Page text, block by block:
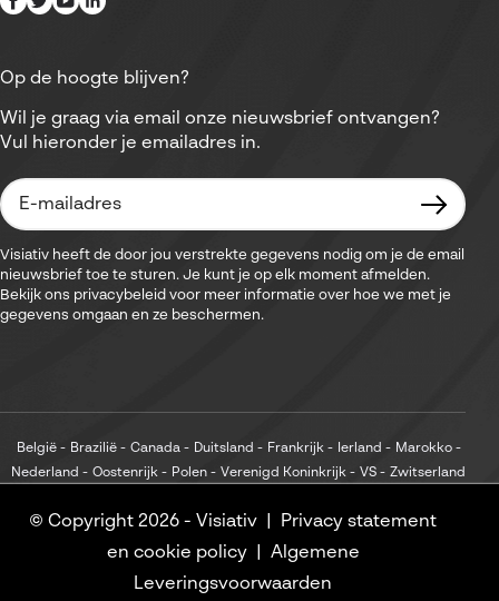
Op de hoogte blijven?
Wil je graag via email onze nieuwsbrief ontvangen?
Vul hieronder je emailadres in.
Visiativ heeft de door jou verstrekte gegevens nodig om je de email
nieuwsbrief toe te sturen. Je kunt je op elk moment afmelden.
Bekijk ons privacybeleid voor meer informatie over hoe we met je
gegevens omgaan en ze beschermen.
België Brazilië Canada Duitsland Frankrijk Ierland
Marokko
Nederland
Oostenrijk Polen Verenigd Koninkrijk VS Zwitserland
© Copyright 2026 - Visiativ
Privacy statement
en cookie policy
Algemene
Leveringsvoorwaarden